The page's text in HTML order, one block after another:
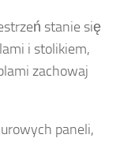
stanie się
i stolikiem,
zachowaj
paneli,